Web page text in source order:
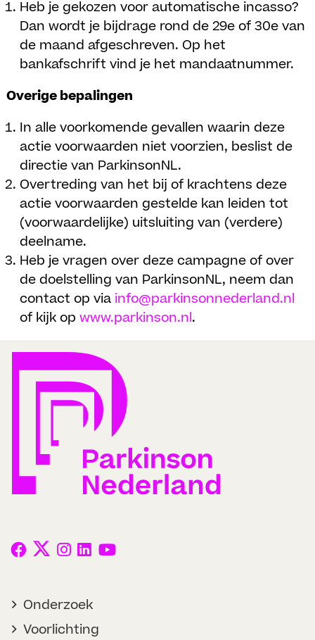
Heb je gekozen voor automatische incasso?
Dan wordt je bijdrage rond de 29e of 30e van
de maand afgeschreven. Op het
bankafschrift vind je het mandaatnummer.
Overige bepalingen
In alle voorkomende gevallen waarin deze
actie voorwaarden niet voorzien, beslist de
directie van ParkinsonNL.
Overtreding van het bij of krachtens deze
actie voorwaarden gestelde kan leiden tot
(voorwaardelijke) uitsluiting van (verdere)
deelname.
Heb je vragen over deze campagne of over
de doelstelling van ParkinsonNL, neem dan
contact op via info@parkinsonnederland.nl
of kijk opwww.parkinson.nl.
Onderzoek
Voorlichting